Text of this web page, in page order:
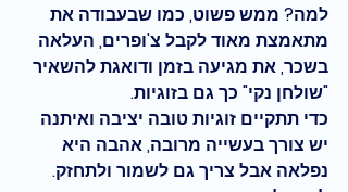
למה? ממש פשוט, כמו שבעבודה את
מתאמצת מאוד לקבל צ'ופרים, העלאה
בשכר, את מגיעה בזמן ודואגת להשאיר
"שולחן נקי" כך גם בזוגיות.
כדי תתקיים זוגיות טובה יציבה ואיתנה
יש צורך בעשייה מרובה, אהבה היא
נפלאה אבל צריך גם לשמור ולתחזק.